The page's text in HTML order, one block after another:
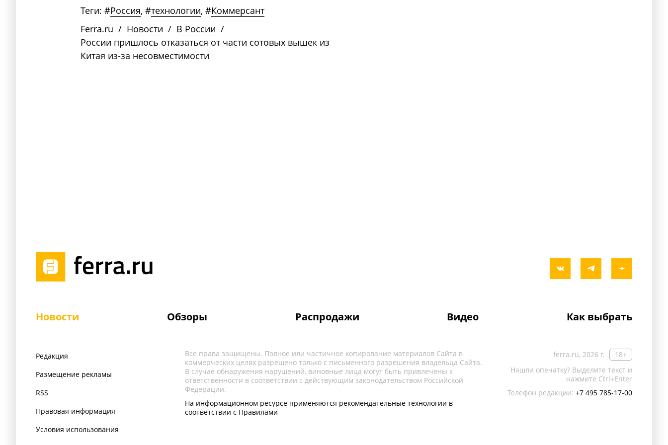
Теги: #Россия, #технологии, #Коммерсант
Ferra.ru / Новости / В России /
России пришлось отказаться от части сотовых вышек из
Китая из-за несовместимости
Новости Обзоры Распродажи Видео Как выбрать
Редакция
Размещение рекламы
RSS
Правовая информация
Условия использования
ferra.ru, 2026 г.
18+
Нашли опечатку? Выделите текст и
нажмите Ctrl+Enter
Телефон редакции: +7 495 785-17-00
Все права защищены. Полное или частичное копирование материалов Сайта в
коммерческих целях разрешено только с письменного разрешения владельца Сайта.
В случае обнаружения нарушений, виновные лица могут быть привлечены к
ответственности в соответствии с действующим законодательством Российской
Федерации.
На информационном ресурсе применяются рекомендательные технологии в
соответствии с Правилами